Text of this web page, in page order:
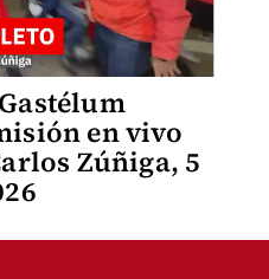
en vivo
Zúñiga, 5